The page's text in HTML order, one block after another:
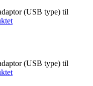
(USB type) til
(USB type) til